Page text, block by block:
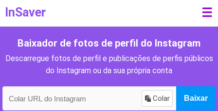
InSaver ☰
Baixador de fotos de perfil do Instagram
Descarregue fotos de perfil e publicações de perfis públicos
do Instagram ou da sua própria conta
Colar Baixar